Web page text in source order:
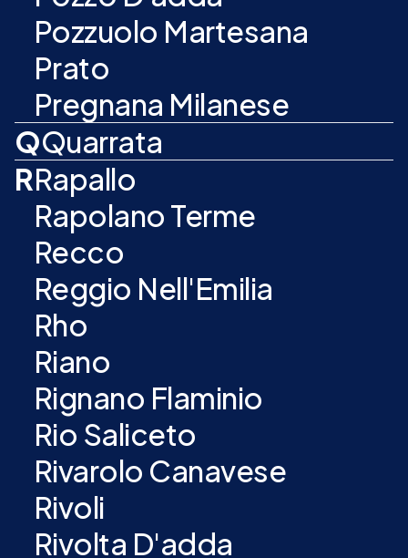
Pozzuolo Martesana
Prato
Pregnana Milanese
QQuarrata
RRapallo
Rapolano Terme
Recco
Reggio Nell'Emilia
Rho
Riano
Rignano Flaminio
Rio Saliceto
Rivarolo Canavese
Rivoli
Rivolta D'adda